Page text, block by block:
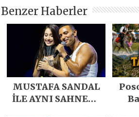
Benzer Haberler
MUSTAFA SANDAL
İLE AYNI SAHNEDE